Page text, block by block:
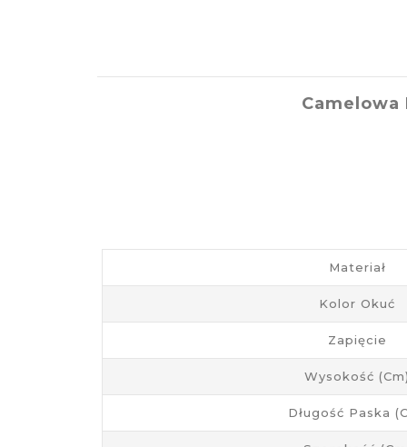
Camelowa
Materiał
Kolor Okuć
Zapięcie
Wysokość
Długość Paska